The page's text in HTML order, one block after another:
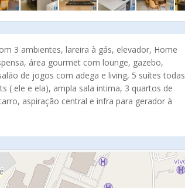
3 ambientes, lareira à gás, elevador, Home
área gourmet com lounge, gazebo,
de jogos com adega e living, 5 suítes todas
( ele e ela), ampla sala intima, 3 quartos de
aspiração central e infra para gerador à